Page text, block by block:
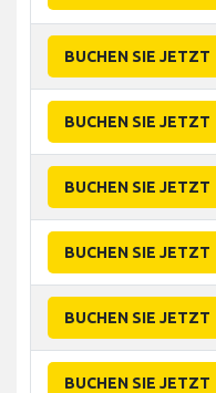
BUCHEN SIE JETZT
BUCHEN SIE JETZT
BUCHEN SIE JETZT
BUCHEN SIE JETZT
BUCHEN SIE JETZT
BUCHEN SIE JETZT